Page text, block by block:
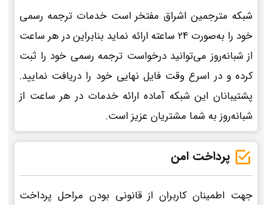
شبکه مترجمین اشراق مفتخر است خدمات ترجمه رسمی
خود را به‌صورت 24 ساعته ارائه نماید بنابراین در هر ساعت
از شبانه‌روز می‌توانید درخواست ترجمه رسمی خود را ثبت
کرده و در اسرع وقت فایل نهایی خود را دریافت نمایید.
پشتیبانان این شبکه آماده ارائه خدمات در هر ساعت از
شبانه‌روز به شما مشتریان عزیز است.
پرداخت امن
جهت اطمینان کاربران از قانونی بودن مراحل پرداخت